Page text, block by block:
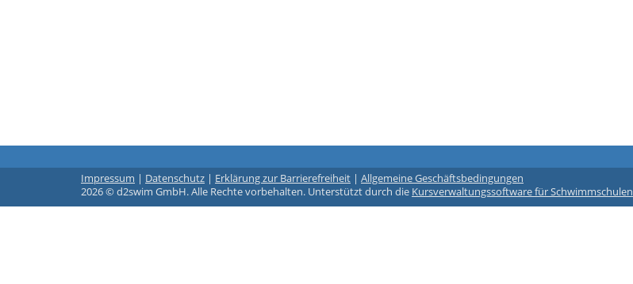
Impressum | Datenschutz | Erklärung zur Barrierefreiheit | Allgemeine Geschäftsbedingungen
2026 © d2swim GmbH. Alle Rechte vorbehalten. Unterstützt durch die Kursverwaltungssoftware für Schwimmschulen